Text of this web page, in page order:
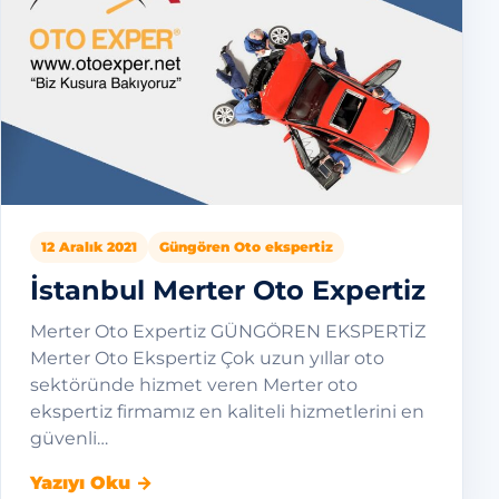
12 Aralık 2021 Güngören Oto ekspertiz
İstanbul Merter Oto Expertiz
Merter Oto Expertiz GÜNGÖREN EKSPERTİZ
Merter Oto Ekspertiz Çok uzun yıllar oto
sektöründe hizmet veren Merter oto
ekspertiz firmamız en kaliteli hizmetlerini en
güvenli…
Yazıyı Oku →